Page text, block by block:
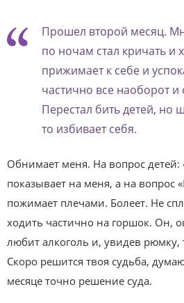
Прошел второй месяц.
по ночам стал кричать и
прижимает к себе и
частично все наоборот
Перестал бить детей, но
то избивает себя.
Обнимает меня. На вопрос детей:
показывает на меня, а на вопрос
пожимает плечами. Болеет. Не
ходить частично на горшок. Он,
любит алкоголь и, увидев рюмку,
Скоро решится твоя судьба,
месяце точно решение суда.